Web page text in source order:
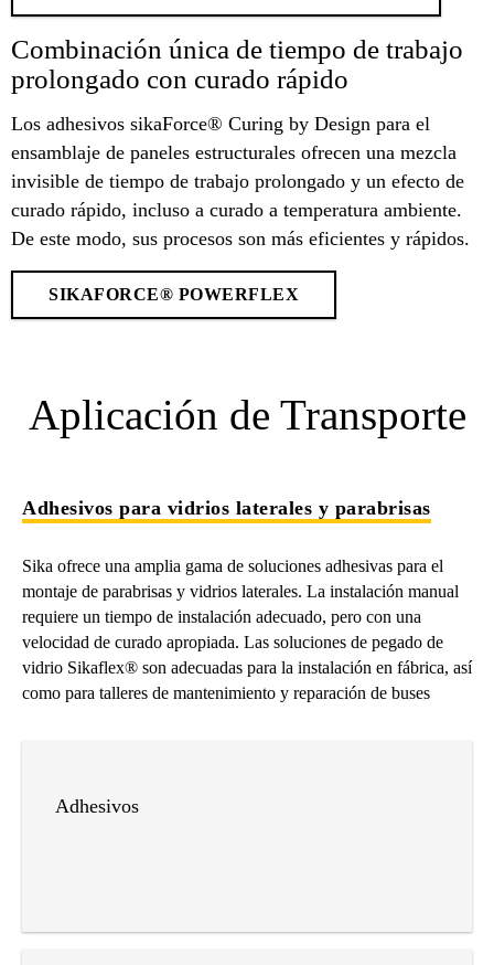
Combinación única de tiempo de trabajo
prolongado con curado rápido
Los adhesivos sikaForce® Curing by Design para el
ensamblaje de paneles estructurales ofrecen una mezcla
invisible de tiempo de trabajo prolongado y un efecto de
curado rápido, incluso a curado a temperatura ambiente.
De este modo, sus procesos son más eficientes y rápidos.
SIKAFORCE® POWERFLEX
Aplicación de Transporte
Adhesivos para vidrios laterales y parabrisas
Sika ofrece una amplia gama de soluciones adhesivas para el
montaje de parabrisas y vidrios laterales. La instalación manual
requiere un tiempo de instalación adecuado, pero con una
velocidad de curado apropiada. Las soluciones de pegado de
vidrio Sikaflex® son adecuadas para la instalación en fábrica, así
como para talleres de mantenimiento y reparación de buses
Adhesivos